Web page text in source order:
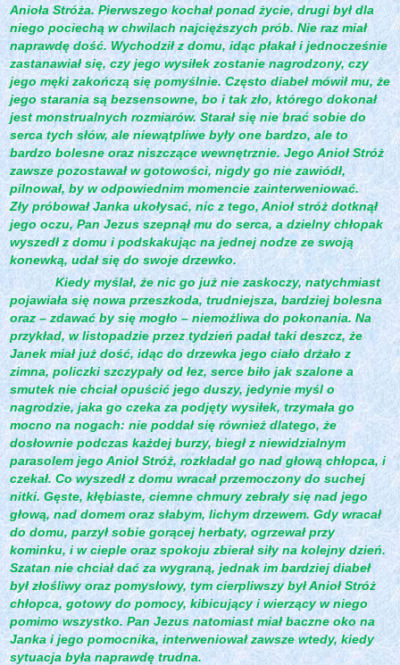
Anioła Stróża. Pierwszego kochał ponad życie, drugi był dla
niego pociechą w chwilach najcięższych prób. Nie raz miał
naprawdę dość. Wychodził z domu, idąc płakał i jednocześnie
zastanawiał się, czy jego wysiłek zostanie nagrodzony, czy
jego męki zakończą się pomyślnie. Często diabeł mówił mu, że
jego starania są bezsensowne, bo i tak zło, którego dokonał
jest monstrualnych rozmiarów. Starał się nie brać sobie do
serca tych słów, ale niewątpliwe były one bardzo, ale to
bardzo bolesne oraz niszczące wewnętrznie. Jego Anioł Stróż
zawsze pozostawał w gotowości, nigdy go nie zawiódł,
pilnował, by w odpowiednim momencie zainterweniować.
Zły próbował Janka ukołysać, nic z tego, Anioł stróż dotknął
jego oczu, Pan Jezus szepnął mu do serca, a dzielny chłopak
wyszedł z domu i podskakując na jednej nodze ze swoją
konewką, udał się do swoje drzewko.
Kiedy myślał, że nic go już nie zaskoczy, natychmiast
pojawiała się nowa przeszkoda, trudniejsza, bardziej bolesna
oraz – zdawać by się mogło – niemożliwa do pokonania. Na
przykład, w listopadzie przez tydzień padał taki deszcz, że
Janek miał już dość, idąc do drzewka jego ciało drżało z
zimna, policzki szczypały od łez, serce biło jak szalone a
smutek nie chciał opuścić jego duszy, jedynie myśl o
nagrodzie, jaka go czeka za podjęty wysiłek, trzymała go
mocno na nogach: nie poddał się również dlatego, że
dosłownie podczas każdej burzy, biegł z niewidzialnym
parasolem jego Anioł Stróż, rozkładał go nad głową chłopca, i
czekał. Co wyszedł z domu wracał przemoczony do suchej
nitki. Gęste, kłębiaste, ciemne chmury zebrały się nad jego
głową, nad domem oraz słabym, lichym drzewem. Gdy wracał
do domu, parzył sobie gorącej herbaty, ogrzewał przy
kominku, i w cieple oraz spokoju zbierał siły na kolejny dzień.
Szatan nie chciał dać za wygraną, jednak im bardziej diabeł
był złośliwy oraz pomysłowy, tym cierpliwszy był Anioł Stróż
chłopca, gotowy do pomocy, kibicujący i wierzący w niego
pomimo wszystko. Pan Jezus natomiast miał baczne oko na
Janka i jego pomocnika, interweniował zawsze wtedy, kiedy
sytuacja była naprawdę trudna.